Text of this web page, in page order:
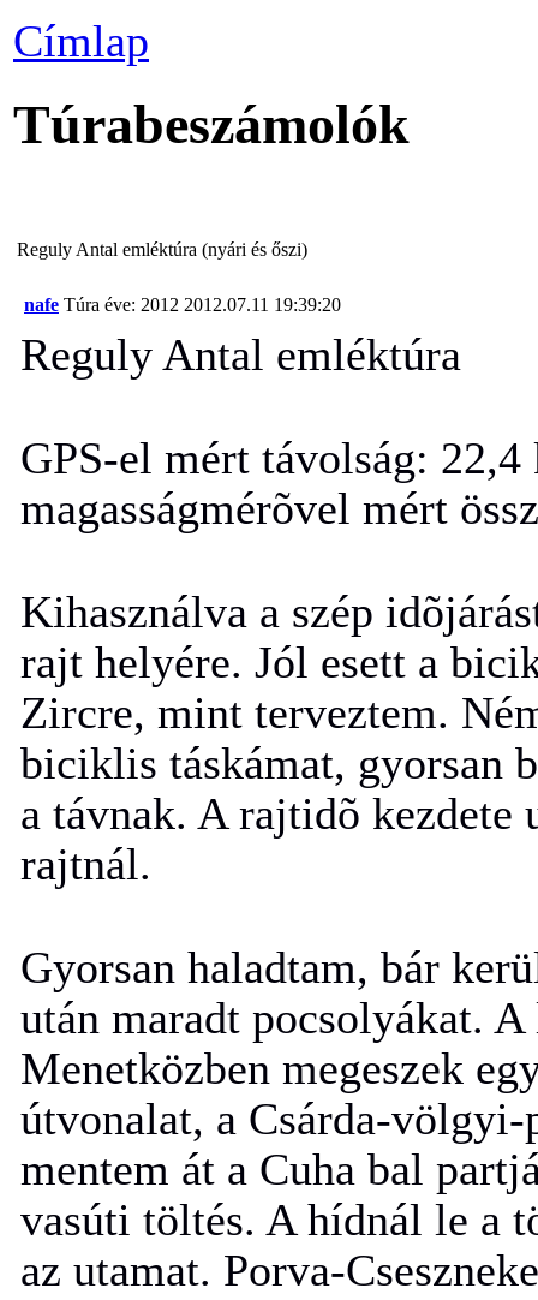
Címlap
Túrabeszámolók
Reguly Antal emléktúra (nyári és őszi)
nafe Túra éve: 2012 2012.07.11 19:39:20
Reguly Antal emléktúra
GPS-el mért távolság: 22,4
magasságmérõvel mért
Kihasználva a szép
rajt helyére. Jól esett a
Zircre, mint terveztem.
biciklis táskámat, gyorsan
a távnak. A rajtidõ kezdete
rajtnál.
Gyorsan haladtam, bár
után maradt pocsolyákat.
Menetközben megeszek
útvonalat, a Csárda-
mentem át a Cuha bal
vasúti töltés. A hídnál le a
az utamat. Porva-